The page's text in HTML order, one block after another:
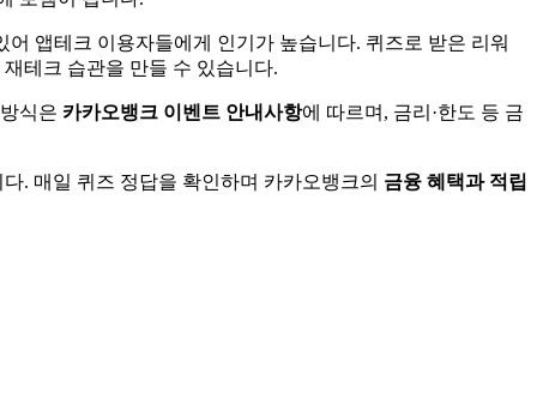
어 앱테크 이용자들에게 인기가 높습니다. 퀴즈로 받은 리워
테크 습관을 만들 수 있습니다.
식은 카카오뱅크 이벤트 안내사항에 따르며, 금리·한도 등 금
. 매일 퀴즈 정답을 확인하며 카카오뱅크의 금융 혜택과 적립